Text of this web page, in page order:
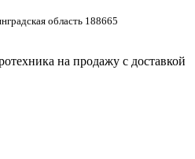
область 188665
на продажу с доставкой